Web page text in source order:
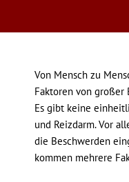
Von Mensch zu
Faktoren von großer
Es gibt keine
und Reizdarm. Vor
die Beschwerden
kommen mehrere